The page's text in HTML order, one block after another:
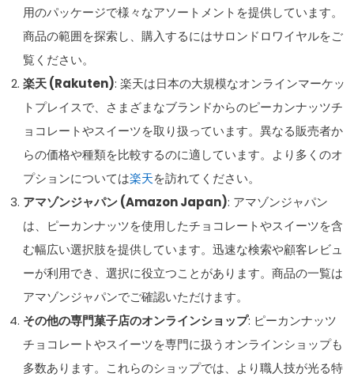
用のパッケージで様々なアソートメントを提供しています。
商品の範囲を探索し、購入するにはサロンドロワイヤルをご
覧ください。
楽天 (Rakuten): 楽天は日本の大規模なオンラインマーケッ
トプレイスで、さまざまなブランドからのピーカンナッツチ
ョコレートやスイーツを取り扱っています。異なる販売者か
らの価格や種類を比較するのに適しています。より多くのオ
プションについては楽天を訪れてください。
アマゾンジャパン (Amazon Japan): アマゾンジャパン
は、ピーカンナッツを使用したチョコレートやスイーツを含
む幅広い選択肢を提供しています。迅速な検索や顧客レビュ
ーが利用でき、選択に役立つことがあります。商品の一覧は
アマゾンジャパンでご確認いただけます。
その他の専門菓子店のオンラインショップ: ピーカンナッツ
チョコレートやスイーツを専門に扱うオンラインショップも
多数あります。これらのショップでは、より職人技が光る特